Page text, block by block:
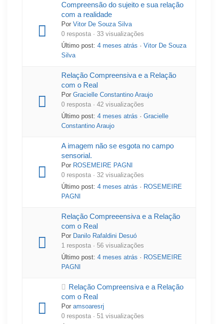
Compreensão do sujeito e sua relação
com a realidade
Por Vitor De Souza Silva
0 resposta · 33 visualizações
Último post: 4 meses atrás · Vitor De Souza
Silva
Relação Compreensiva e a Relação
com o Real
Por Gracielle Constantino Araujo
0 resposta · 42 visualizações
Último post: 4 meses atrás · Gracielle
Constantino Araujo
A imagem não se esgota no campo
sensorial.
Por ROSEMEIRE PAGNI
0 resposta · 32 visualizações
Último post: 4 meses atrás · ROSEMEIRE
PAGNI
Relação Compreeensiva e a Relação
com o Real
Por Danilo Rafaldini Desuó
1 resposta · 56 visualizações
Último post: 4 meses atrás · ROSEMEIRE
PAGNI
Relação Compreensiva e a Relação
com o Real
Por amsoaresrj
0 resposta · 51 visualizações